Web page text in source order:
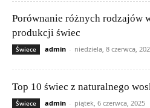
Porównanie różnych rodzajów
produkcji świec
Świece admin - niedziela, 8 czerwca,
Top 10 świec z naturalnego
Świece admin - piątek, 6 czerwca, 2025